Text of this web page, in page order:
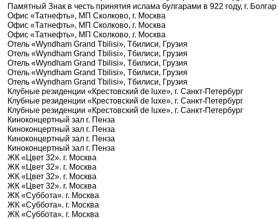
Памятный Знак в честь принятия ислама булгарами в 922 году, г. Болгар
Офис «Татнефть», МП Сколково, г. Москва
Офис «Татнефть», МП Сколково, г. Москва
Офис «Татнефть», МП Сколково, г. Москва
Отель «Wyndham Grand Tbilisi», Тбилиси, Грузия
Отель «Wyndham Grand Tbilisi», Тбилиси, Грузия
Отель «Wyndham Grand Tbilisi», Тбилиси, Грузия
Отель «Wyndham Grand Tbilisi», Тбилиси, Грузия
Отель «Wyndham Grand Tbilisi», Тбилиси, Грузия
Клубные резиденции «Крестовский de luxe», г. Санкт-Петербург
Клубные резиденции «Крестовский de luxe», г. Санкт-Петербург
Клубные резиденции «Крестовский de luxe», г. Санкт-Петербург
Киноконцертный зал г. Пенза
Киноконцертный зал г. Пенза
Киноконцертный зал г. Пенза
Киноконцертный зал г. Пенза
ЖК «Цвет 32». г. Москва
ЖК «Цвет 32». г. Москва
ЖК «Цвет 32». г. Москва
ЖК «Цвет 32». г. Москва
ЖК «Суббота». г. Москва
ЖК «Суббота». г. Москва
ЖК «Суббота». г. Москва